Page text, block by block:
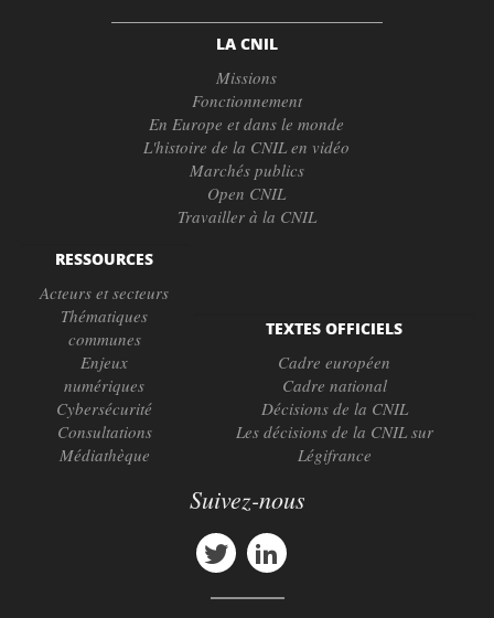
LA CNIL
Missions
Fonctionnement
En Europe et dans le monde
L'histoire de la CNIL en vidéo
Marchés publics
Open CNIL
Travailler à la CNIL
RESSOURCES
Acteurs et secteurs
Thématiques
communes
Enjeux
numériques
Cybersécurité
Consultations
Médiathèque
TEXTES OFFICIELS
Cadre européen
Cadre national
Décisions de la CNIL
Les décisions de la CNIL sur
Légifrance
Suivez-nous